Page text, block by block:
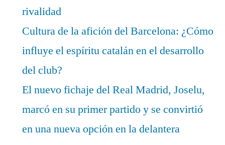
rivalidad
Cultura de la afición del Barcelona: ¿Cómo
influye el espíritu catalán en el desarrollo
del club?
El nuevo fichaje del Real Madrid, Joselu,
marcó en su primer partido y se convirtió
en una nueva opción en la delantera